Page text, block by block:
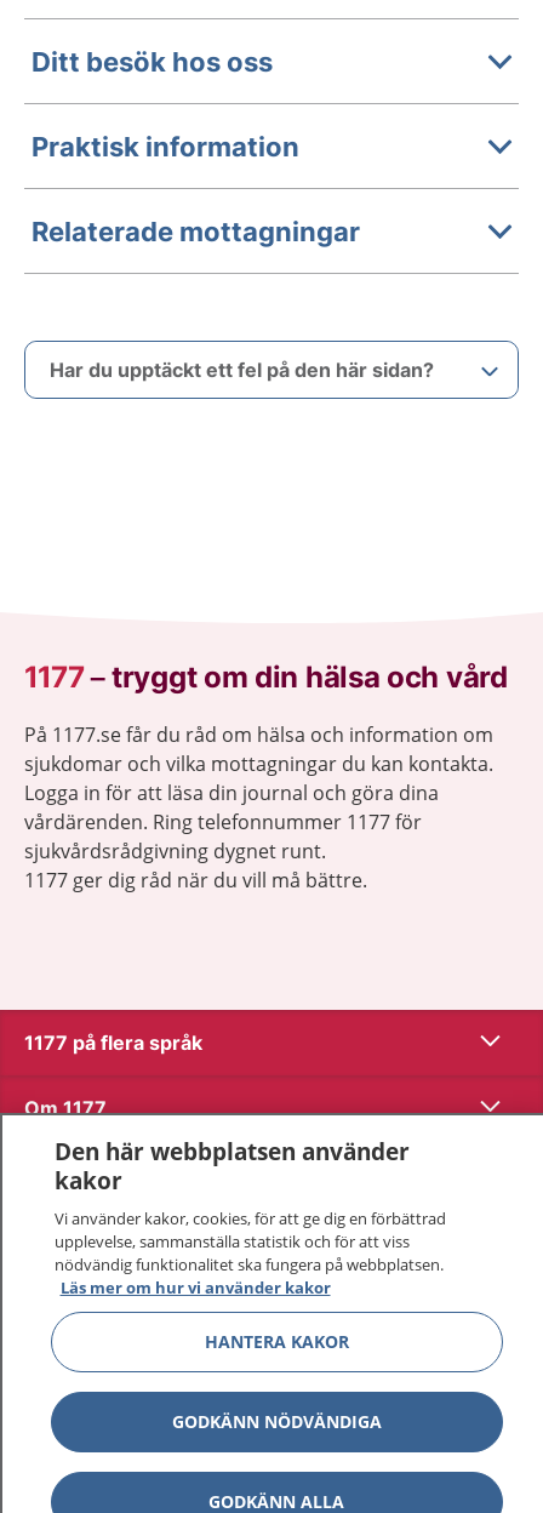
Ditt besök hos oss
Praktisk information
Relaterade mottagningar
Har du upptäckt ett fel på den här sidan?
1177–tryggt om din hälsa och vård
På 1177.se får du råd om hälsa och information om
sjukdomar och vilka mottagningar du kan kontakta.
Logga in för att läsa din journal och göra dina
vårdärenden. Ring telefonnummer 1177 för
sjukvårdsrådgivning dygnet runt.
1177 ger dig råd när du vill må bättre.
1177 på flera språk Visa
Om 1177 Visa
Kontakt
Behandling av personuppgifter
Hantering av kakor
Inställningar för kakor
1177 – en tjänst frånInera.
Den här webbplatsen använder
kakor
Vi använder kakor, cookies, för att ge dig en förbättrad
upplevelse, sammanställa statistik och för att viss
nödvändig funktionalitet ska fungera på webbplatsen.
Läs mer om hur vi använder kakor
HANTERA KAKOR
GODKÄNN NÖDVÄNDIGA
GODKÄNN ALLA